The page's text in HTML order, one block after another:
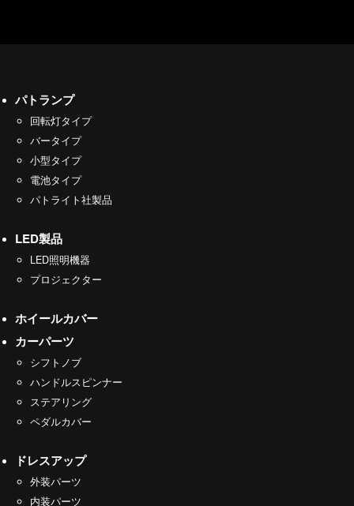
パトランプ
回転灯タイプ
バータイプ
小型タイプ
電池タイプ
パトライト社製品
LED製品
LED照明機器
プロジェクター
ホイールカバー
カーパーツ
シフトノブ
ハンドルスピンナー
ステアリング
ペダルカバー
ドレスアップ
外装パーツ
内装パーツ